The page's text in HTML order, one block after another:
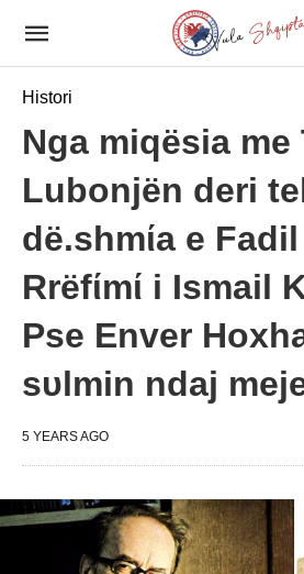
Histori
Nga miqësia me
Lubonjën deri
dë.shmίa e
Rrëfίmί i Ismail
Pse Enver
sυlmin ndaj
5 YEARS AGO